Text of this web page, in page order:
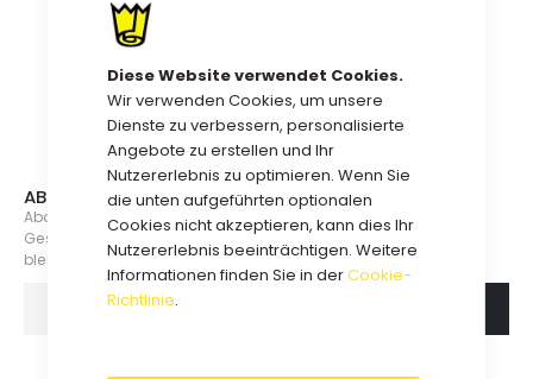
Diese Website verwendet Cookies.
Wir verwenden Cookies, um unsere
Dienste zu verbessern, personalisierte
Angebote zu erstellen und Ihr
Nutzererlebnis zu optimieren. Wenn Sie
die unten aufgeführten optionalen
Cookies nicht akzeptieren, kann dies Ihr
Nutzererlebnis beeinträchtigen. Weitere
Informationen finden Sie in derCookie-
Richtlinie.
ABONNIEREN SIE UNSEREN NEWSLETTER
Abonnieren Sie jetzt unsere Mailingliste, um über neue
Geschenkboxen, Veranstaltungen und Aktionen informiert zu
bleiben.